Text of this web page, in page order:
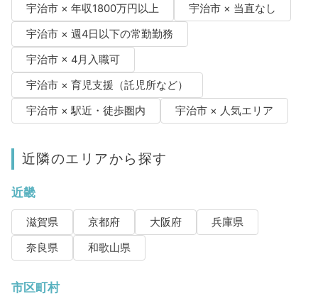
宇治市 × 年収1800万円以上
宇治市 × 当直なし
宇治市 × 週4日以下の常勤勤務
宇治市 × 4月入職可
宇治市 × 育児支援（託児所など）
宇治市 × 駅近・徒歩圏内
宇治市 × 人気エリア
近隣のエリアから探す
近畿
滋賀県 京都府 大阪府
兵庫県
奈良県
和歌山県
市区町村